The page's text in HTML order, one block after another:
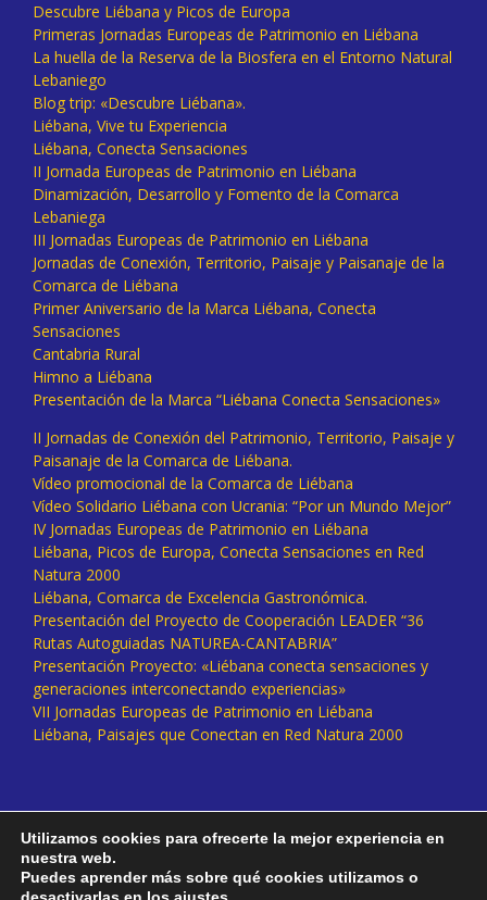
Descubre Liébana y Picos de Europa
Primeras Jornadas Europeas de Patrimonio en Liébana
La huella de la Reserva de la Biosfera en el Entorno Natural
Lebaniego
Blog trip: «Descubre Liébana».
Liébana, Vive tu Experiencia
Liébana, Conecta Sensaciones
II Jornada Europeas de Patrimonio en Liébana
Dinamización, Desarrollo y Fomento de la Comarca
Lebaniega
III Jornadas Europeas de Patrimonio en Liébana
Jornadas de Conexión, Territorio, Paisaje y Paisanaje de la
Comarca de Liébana
Primer Aniversario de la Marca Liébana, Conecta
Sensaciones
Cantabria Rural
Himno a Liébana
Presentación de la Marca “Liébana Conecta Sensaciones»
II Jornadas de Conexión del Patrimonio, Territorio, Paisaje y
Paisanaje de la Comarca de Liébana.
Vídeo promocional de la Comarca de Liébana
Vídeo Solidario Liébana con Ucrania: “Por un Mundo Mejor”
IV Jornadas Europeas de Patrimonio en Liébana
Liébana, Picos de Europa, Conecta Sensaciones en Red
Natura 2000
Liébana, Comarca de Excelencia Gastronómica.
Presentación del Proyecto de Cooperación LEADER “36
Rutas Autoguiadas NATUREA-CANTABRIA”
Presentación Proyecto: «Liébana conecta sensaciones y
generaciones interconectando experiencias»
VII Jornadas Europeas de Patrimonio en Liébana
Liébana, Paisajes que Conectan en Red Natura 2000
Utilizamos cookies para ofrecerte la mejor experiencia en
nuestra web.
Puedes aprender más sobre qué cookies utilizamos o